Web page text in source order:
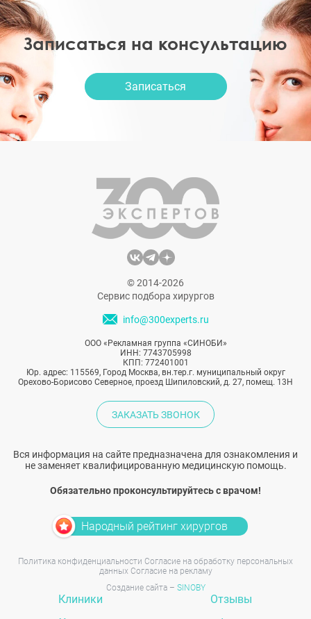
Записаться на консультацию
Записаться
© 2014-2026
Сервис подбора хирургов
info@300experts.ru
ООО «Рекламная группа «СИНОБИ»
ИНН: 7743705998
КПП: 772401001
Юр. адрес: 115569, Город Москва, вн.тер.г. муниципальный округ
Орехово-Борисово Северное, проезд Шипиловский, д. 27, помещ. 13Н
ЗАКАЗАТЬ ЗВОНОК
Вся информация на сайте предназначена для ознакомления и
не заменяет квалифицированную медицинскую помощь.
Обязательно проконсультируйтесь с врачом!
Народный рейтинг хирургов
Политика конфиденциальности Согласие на обработку персональных
данных Согласие на рекламу
Создание сайта – SINOBY
Клиники
Отзывы